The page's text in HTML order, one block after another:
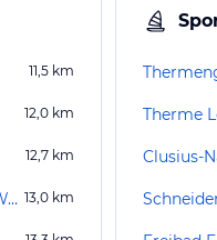
11,5 km
12,0 km
12,7 km
Begehbare Weinflasche mit Weinglas 13,0 km
Therme
Clusius-